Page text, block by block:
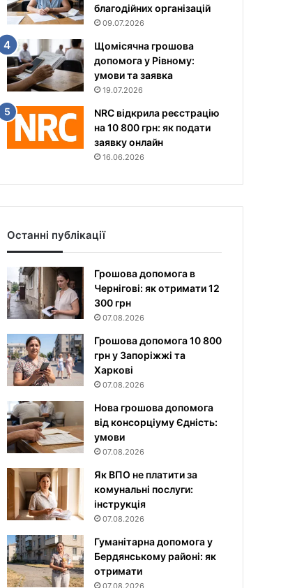
благодійних організацій
09.07.2026
Щомісячна грошова
допомога у Рівному:
умови та заявка
19.07.2026
NRC відкрила реєстрацію
на 10 800 грн: як подати
заявку онлайн
16.06.2026
Останні публікації
Грошова допомога в
Чернігові: як отримати 12
300 грн
07.08.2026
Грошова допомога 10 800
грн у Запоріжжі та
Харкові
07.08.2026
Нова грошова допомога
від консорціуму Єдність:
умови
07.08.2026
Як ВПО не платити за
комунальні послуги:
інструкція
07.08.2026
Гуманітарна допомога у
Бердянському районі: як
отримати
07.08.2026